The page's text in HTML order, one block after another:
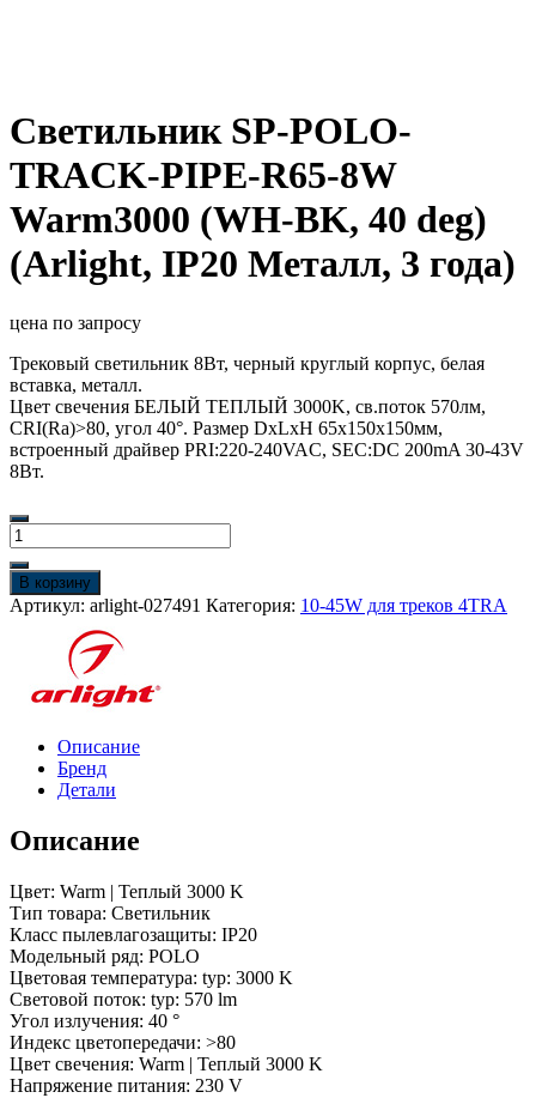
Светильник SP-POLO-
TRACK-PIPE-R65-8W
Warm3000 (WH-BK, 40 deg)
(Arlight, IP20 Металл, 3 года)
цена по запросу
Трековый светильник 8Вт, черный круглый корпус, белая
вставка, металл.
Цвет свечения БЕЛЫЙ ТЕПЛЫЙ 3000K, св.поток 570лм,
CRI(Ra)>80, угол 40°. Размер DxLxH 65x150x150мм,
встроенный драйвер PRI:220-240VAC, SEC:DC 200mA 30-43V
8Вт.
Количество
товара
Светильник
SP-
POLO-
TRACK-
8W
(WH-
BK,
(Arlight,
IP20
3
года)
В корзину
Артикул: arlight-027491 Категория: 10-45W для треков 4TRA
Описание
Бренд
Детали
Описание
Цвет: Warm | Теплый 3000 K
Тип товара: Светильник
Класс пылевлагозащиты: IP20
Модельный ряд: POLO
Цветовая температура: typ: 3000 K
Световой поток: typ: 570 lm
Угол излучения: 40 °
Индекс цветопередачи: >80
Цвет свечения: Warm | Теплый 3000 K
Напряжение питания: 230 V